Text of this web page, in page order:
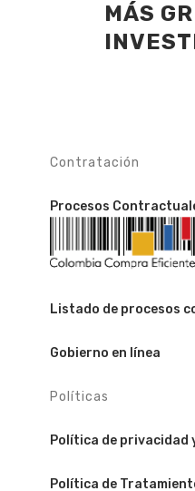
MÁS
Contratación
Procesos
Listado de procesos
Gobierno en línea
Políticas
Política de privacidad
Política de